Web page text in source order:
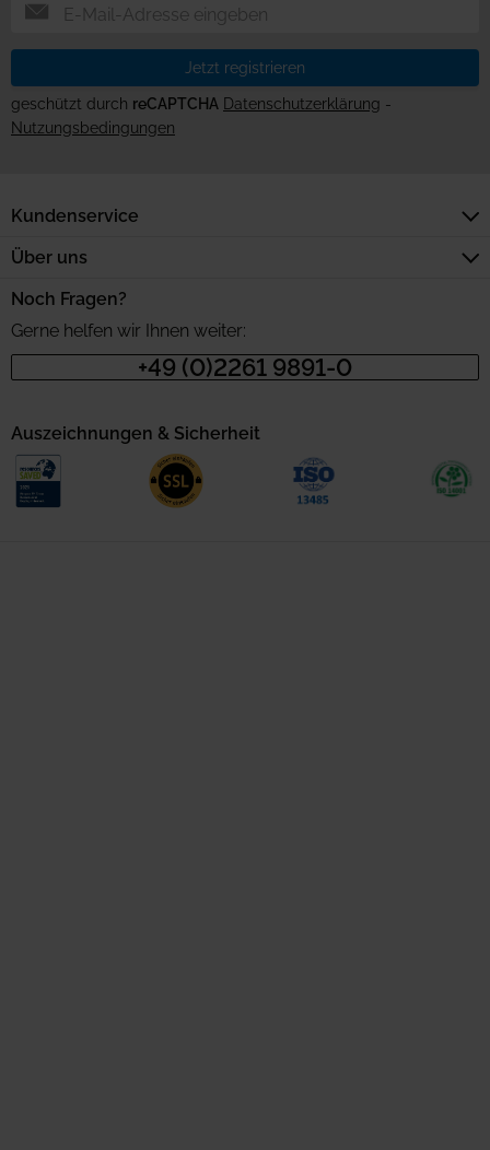
Jetzt registrieren
geschützt durch reCAPTCHA Datenschutzerklärung -
Nutzungsbedingungen
Kundenservice
Noch Fragen?
Gerne helfen wir Ihnen weiter:
+49 (0)2261 9891-0
Über uns
Auszeichnungen & Sicherheit